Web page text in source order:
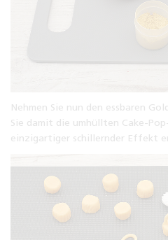
Nehmen Sie nun den essbaren
Sie damit die umhüllten Cake-
einzigartiger schillernder Effekt